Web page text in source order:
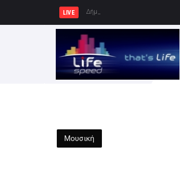
LIVE Δήμος Πειραιά : Συγκέντρωση ει
Μουσική